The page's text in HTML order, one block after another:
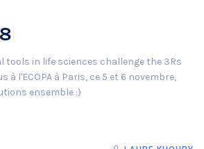
tools in life sciences challenge the 3Rs
à l'ECOPA à Paris, ce 5 et 6 novembre,
ensemble :)